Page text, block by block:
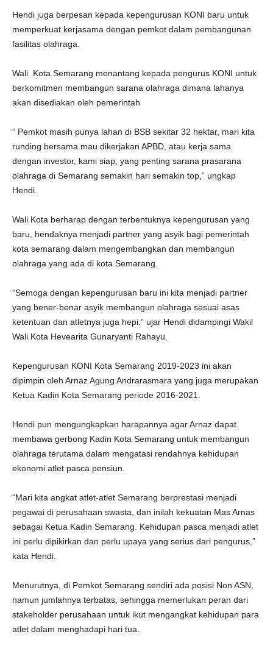
Hendi juga berpesan kepada kepengurusan KONI baru untuk
memperkuat kerjasama dengan pemkot dalam pembangunan
fasilitas olahraga.
Wali Kota Semarang menantang kepada pengurus KONI untuk
berkomitmen membangun sarana olahraga dimana lahanya
akan disediakan oleh pemerintah
“ Pemkot masih punya lahan di BSB sekitar 32 hektar, mari kita
runding bersama mau dikerjakan APBD, atau kerja sama
dengan investor, kami siap, yang penting sarana prasarana
olahraga di Semarang semakin hari semakin top,” ungkap
Hendi.
Wali Kota berharap dengan terbentuknya kepengurusan yang
baru, hendaknya menjadi partner yang asyik bagi pemerintah
kota semarang dalam mengembangkan dan membangun
olahraga yang ada di kota Semarang.
“Semoga dengan kepengurusan baru ini kita menjadi partner
yang bener-benar asyik membangun olahraga sesuai asas
ketentuan dan atletnya juga hepi.” ujar Hendi didampingi Wakil
Wali Kota Hevearita Gunaryanti Rahayu.
Kepengurusan KONI Kota Semarang 2019-2023 ini akan
dipimpin oleh Arnaz Agung Andrarasmara yang juga merupakan
Ketua Kadin Kota Semarang periode 2016-2021.
Hendi pun mengungkapkan harapannya agar Arnaz dapat
membawa gerbong Kadin Kota Semarang untuk membangun
olahraga terutama dalam mengatasi rendahnya kehidupan
ekonomi atlet pasca pensiun.
“Mari kita angkat atlet-atlet Semarang berprestasi menjadi
pegawai di perusahaan swasta, dan inilah kekuatan Mas Arnas
sebagai Ketua Kadin Semarang. Kehidupan pasca menjadi atlet
ini perlu dipikirkan dan perlu upaya yang serius dari pengurus,”
kata Hendi.
Menurutnya, di Pemkot Semarang sendiri ada posisi Non ASN,
namun jumlahnya terbatas, sehingga memerlukan peran dari
stakeholder perusahaan untuk ikut mengangkat kehidupan para
atlet dalam menghadapi hari tua.